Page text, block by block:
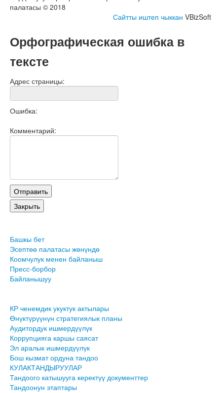
палатасы © 2018
Сайтты иштеп чыккан VBizSoft
Орфографическая ошибка в
тексте
Адрес страницы:
Ошибка:
Комментарий:
Башкы бет
Эсептөө палатасы жөнүндө
Коомчулук менен байланыш
Пресс-борбор
Байланышуу
КР ченемдик укуктук актылары
Өнүктүрүүнүн стратегиялык планы
Аудитордук ишмердүүлүк
Коррупцияга каршы саясат
Эл аралык ишмердүүлүк
Бош кызмат ордуна тандоо
КУЛАКТАНДЫРУУЛАР
Тандоого катышууга керектүү документтер
Тандоонун этаптары